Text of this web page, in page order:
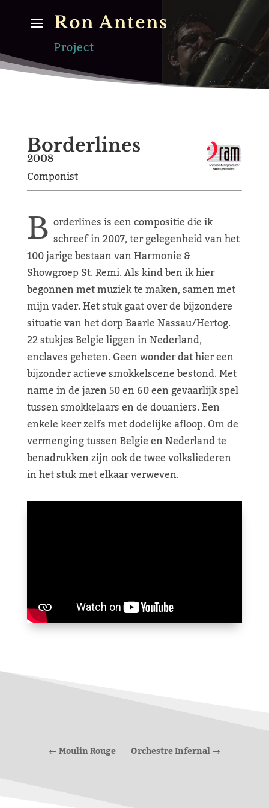
Ron Antens
Project
Borderlines
2008
Componist
B orderlines is een compositie die ik
schreef in 2007, ter gelegenheid van het
100 jarige bestaan van Harmonie &
Showgroep St. Remi. Als kind ben ik hier
begonnen met muziek te maken, samen met
mijn vader. Het stuk gaat over de bijzondere
situatie van het dorp Baarle Nassau/Hertog.
22 stukjes Belgie liggen in Nederland,
enclaves geheten. Geen wonder dat hier een
bijzonder actieve smokkelscene bestond. Met
name in de jaren 50 en 60 een gevaarlijk spel
tussen smokkelaars en de douaniers. Een
enkele keer zelfs met dodelijke afloop. Om de
vermenging tussen Belgie en Nederland te
benadrukken zijn ook de twee volksliederen
in het stuk met elkaar verweven.
←Moulin Rouge Orchestre Infernal→